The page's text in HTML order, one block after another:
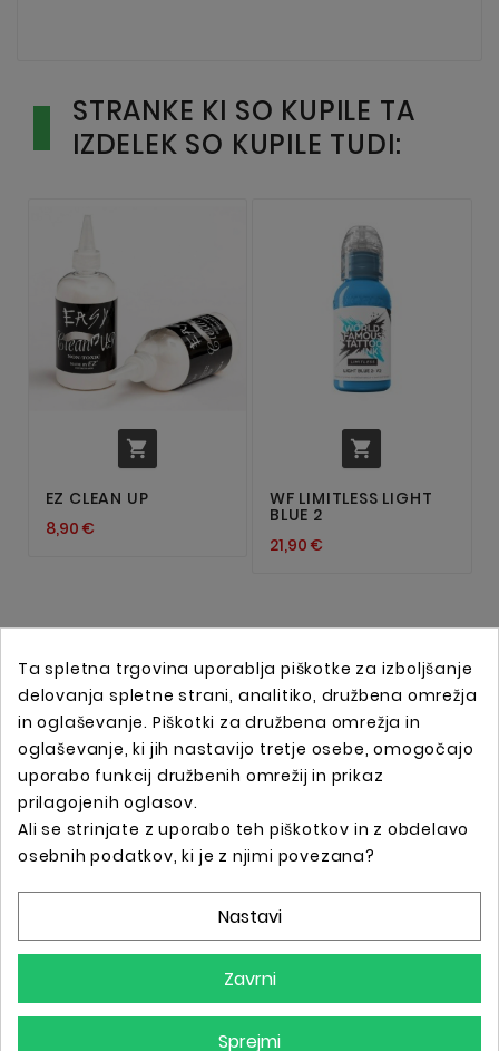
STRANKE KI SO KUPILE TA
IZDELEK SO KUPILE TUDI:

EZ CLEAN UP
8,90 €

WF LIMITLESS LIGHT
BLUE 2
21,90 €
Spletna trgovina s profesionalno tattoo opremo !
Ta spletna trgovina uporablja piškotke za izboljšanje
delovanja spletne strani, analitiko, družbena omrežja
in oglaševanje. Piškotki za družbena omrežja in
oglaševanje, ki jih nastavijo tretje osebe, omogočajo
uporabo funkcij družbenih omrežij in prikaz
prilagojenih oglasov.
Ali se strinjate z uporabo teh piškotkov in z obdelavo
osebnih podatkov, ki je z njimi povezana?
Nastavi
Zavrni
Sprejmi